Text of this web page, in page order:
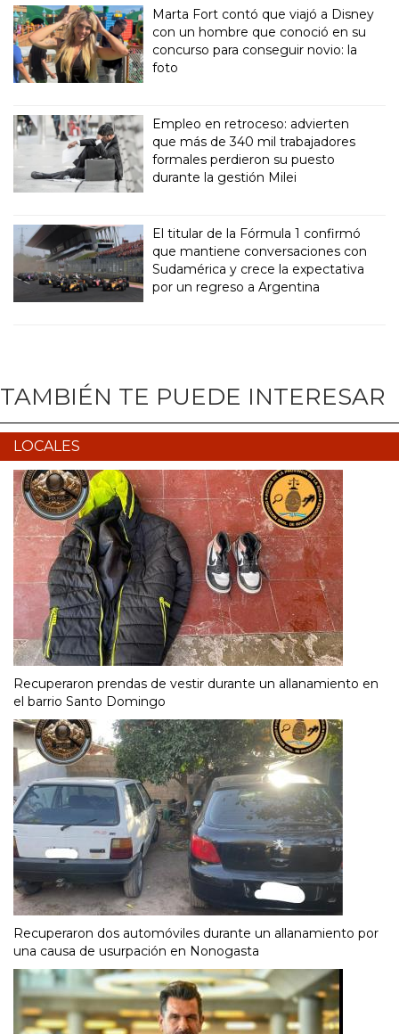
Marta Fort contó que viajó a Disney
con un hombre que conoció en su
concurso para conseguir novio: la
foto
Empleo en retroceso: advierten
que más de 340 mil trabajadores
formales perdieron su puesto
durante la gestión Milei
El titular de la Fórmula 1 confirmó
que mantiene conversaciones con
Sudamérica y crece la expectativa
por un regreso a Argentina
TAMBIÉN TE PUEDE INTERESAR
LOCALES
Recuperaron prendas de vestir durante un allanamiento en
el barrio Santo Domingo
Recuperaron dos automóviles durante un allanamiento por
una causa de usurpación en Nonogasta